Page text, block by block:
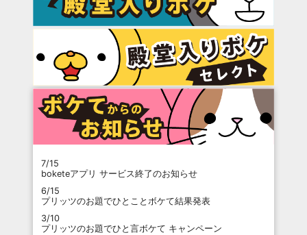
7/15
boketeアプリ サービス終了のお知らせ
6/15
プリッツのお題でひとことボケて結果発表
3/10
プリッツのお題でひと言ボケて キャンペーン